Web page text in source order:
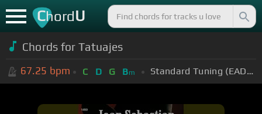
ChordU
Chords for Tatuajes
67.25 bpm C D G Bm Standard Tuning (EADGBE)